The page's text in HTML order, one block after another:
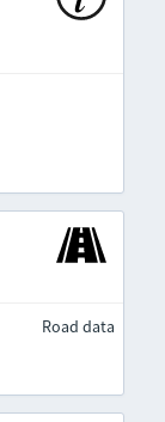
Road data